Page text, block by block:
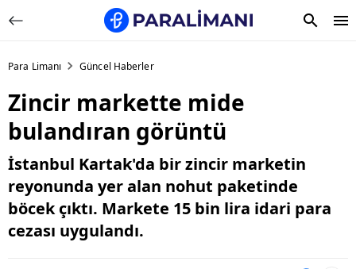
Para Limanı Güncel Haberler
Zincir markette mide
bulandıran görüntü
İstanbul Kartak'da bir zincir marketin
reyonunda yer alan nohut paketinde
böcek çıktı. Markete 15 bin lira idari para
cezası uygulandı.